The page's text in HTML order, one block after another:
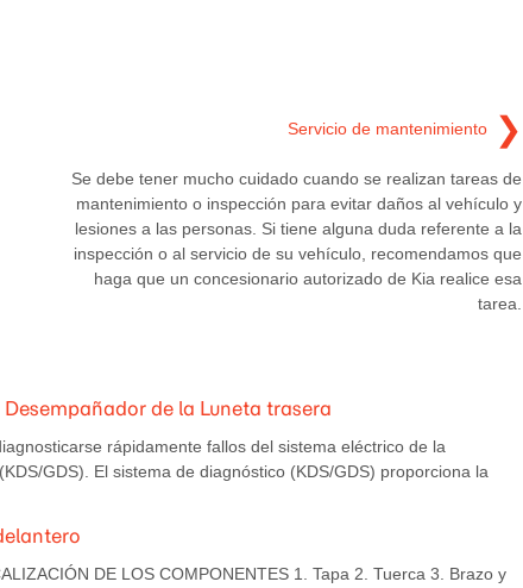
Servicio de mantenimiento ❯
Se debe tener mucho cuidado cuando se realizan tareas de
mantenimiento o inspección para evitar daños al vehículo y
lesiones a las personas. Si tiene alguna duda referente a la
inspección o al servicio de su vehículo, recomendamos que
haga que un concesionario autorizado de Kia realice esa
tarea.
de la Luneta trasera
rápidamente fallos del sistema eléctrico de la
GDS). El sistema de diagnóstico (KDS/GDS) proporciona la
DE LOS COMPONENTES 1. Tapa 2. Tuerca 3. Brazo y